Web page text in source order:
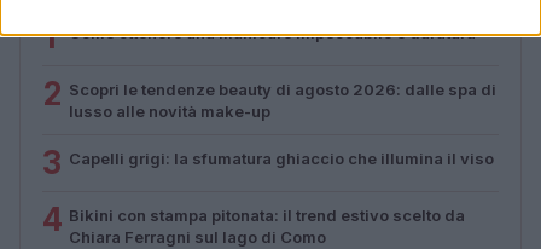
1 Come ottenere una manicure impeccabile e duratura
2 Scopri le tendenze beauty di agosto 2026: dalle spa di
lusso alle novità make-up
3 Capelli grigi: la sfumatura ghiaccio che illumina il viso
4 Bikini con stampa pitonata: il trend estivo scelto da
Chiara Ferragni sul lago di Como